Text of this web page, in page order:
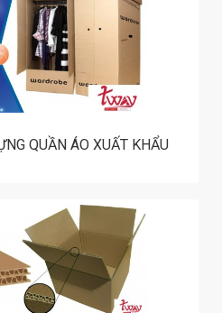
QUẦN ÁO XUẤT KHẨU